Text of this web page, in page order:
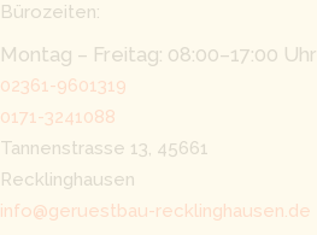
Bürozeiten:
Montag – Freitag: 08:00–17:00 Uhr
02361-9601319
0171-3241088
Tannenstrasse 13, 45661
Recklinghausen
info@geruestbau-recklinghausen.de